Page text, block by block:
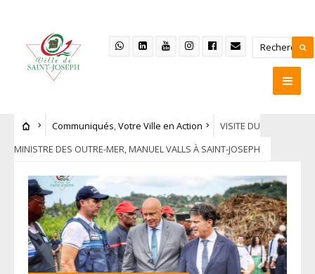
Communiqués,Votre Ville en Action
VISITE DU
MINISTRE DES OUTRE-MER, MANUEL VALLS À SAINT-JOSEPH